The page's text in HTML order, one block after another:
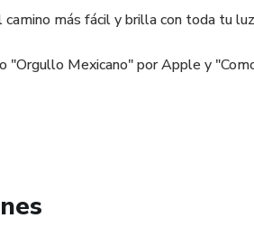
camino más fácil y brilla con toda tu luz
"Orgullo Mexicano" por Apple y